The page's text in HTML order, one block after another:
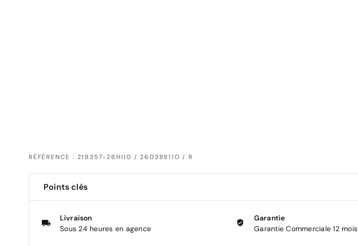
RÉFÉRENCE : 219357-26HI10 / 26038911O / R
Points clés
Livraison
Sous 24 heures en agence
Garantie
Garantie Commerciale 12 mois